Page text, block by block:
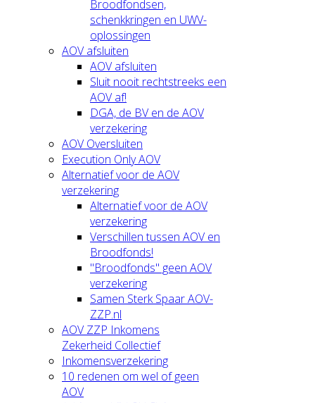
Broodfondsen,
schenkkringen en UWV-
oplossingen
AOV afsluiten
AOV afsluiten
Sluit nooit rechtstreeks een
AOV af!
DGA, de BV en de AOV
verzekering
AOV Oversluiten
Execution Only AOV
Alternatief voor de AOV
verzekering
Alternatief voor de AOV
verzekering
Verschillen tussen AOV en
Broodfonds!
"Broodfonds" geen AOV
verzekering
Samen Sterk Spaar AOV-
ZZP.nl
AOV ZZP Inkomens
Zekerheid Collectief
Inkomensverzekering
10 redenen om wel of geen
AOV